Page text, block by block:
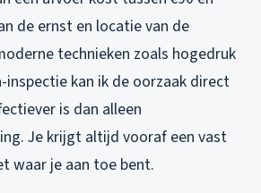
de ernst en locatie van de
technieken zoals hogedruk
inspectie kan ik de oorzaak direct
is dan alleen
Je krijgt altijd vooraf een vast
waar je aan toe bent.